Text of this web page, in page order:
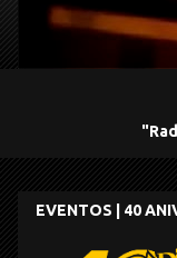
EVENTOS | 40